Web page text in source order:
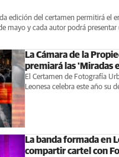
edición del certamen permitirá el
mayo y cada autor podrá
La Cámara de la
premiará las 'Miradas
El Certamen de Fotografía
Leonesa celebra este año su
La banda formada en
compartir cartel con